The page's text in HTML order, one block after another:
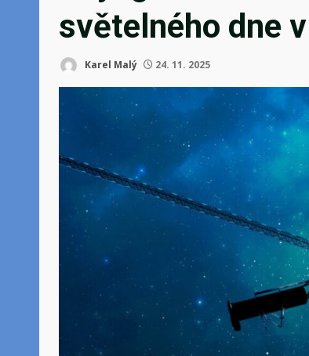
světelného dne
Karel Malý 24. 11. 2025